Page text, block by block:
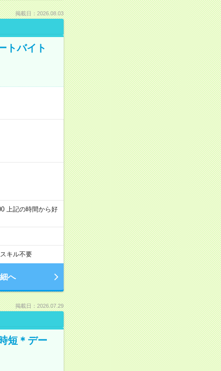
掲載日：2026.08.03
トバイト
上記の時間から好
キル不要
へ
掲載日：2026.07.29
短＊デー